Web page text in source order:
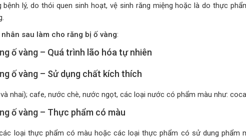
bệnh lý, do thói quen sinh hoạt, vệ sinh răng miệng hoặc là do thực
nhân sau làm cho răng bị ố vàng:
ố vàng – Quá trình lão hóa tự nhiên
ố vàng – Sử dụng chất kích thích
nhai); cafe, nước chè, nước ngọt, các loại nước có phẩm màu như:
ố vàng – Thực phẩm có màu
loại thực phẩm có màu hoặc các loại thực phẩm có sử dung phẩm